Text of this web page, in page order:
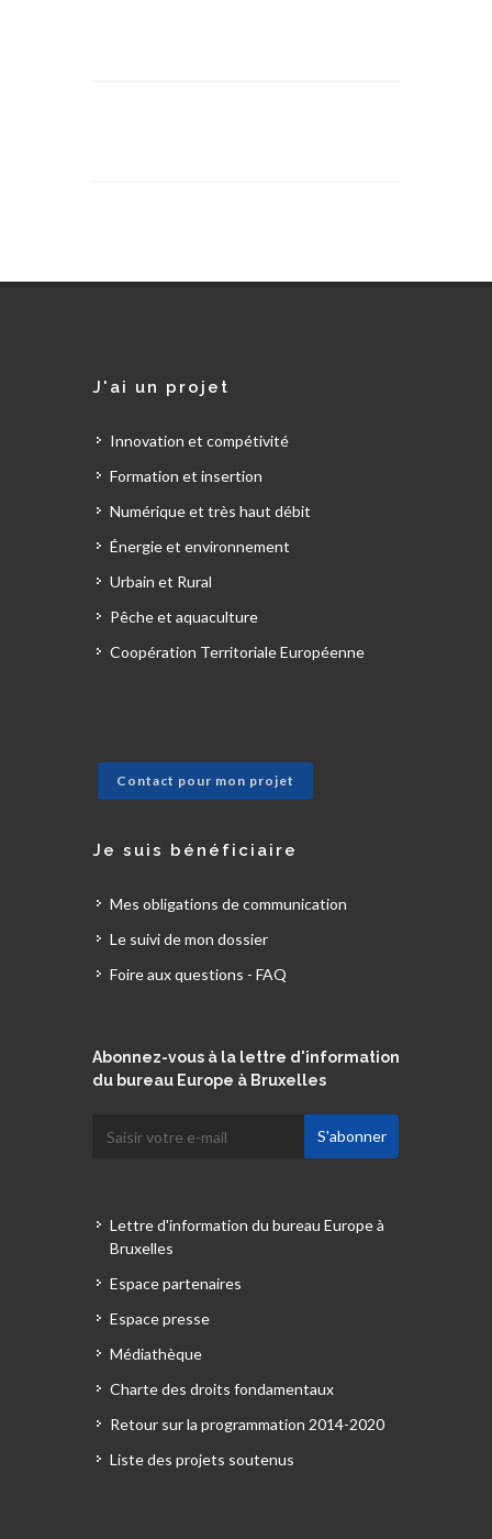
J'ai un projet
Innovation et compétivité
Formation et insertion
Numérique et très haut débit
Énergie et environnement
Urbain et Rural
Pêche et aquaculture
Coopération Territoriale Européenne
Contact pour mon projet
Je suis bénéficiaire
Mes obligations de communication
Le suivi de mon dossier
Foire aux questions - FAQ
Abonnez-vous à la lettre d'information
du bureau Europe à Bruxelles
Lettre d'information du bureau Europe à
Bruxelles
Espace partenaires
Espace presse
Médiathèque
Charte des droits fondamentaux
Retour sur la programmation 2014-2020
Liste des projets soutenus